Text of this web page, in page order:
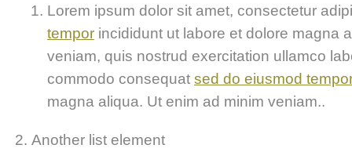
Lorem ipsum dolor sit amet, consectetur
tempor incididunt ut labore et dolore magna
veniam, quis nostrud exercitation ullamco
commodo consequat sed do eiusmod
magna aliqua. Ut enim ad minim veniam..
Another list element